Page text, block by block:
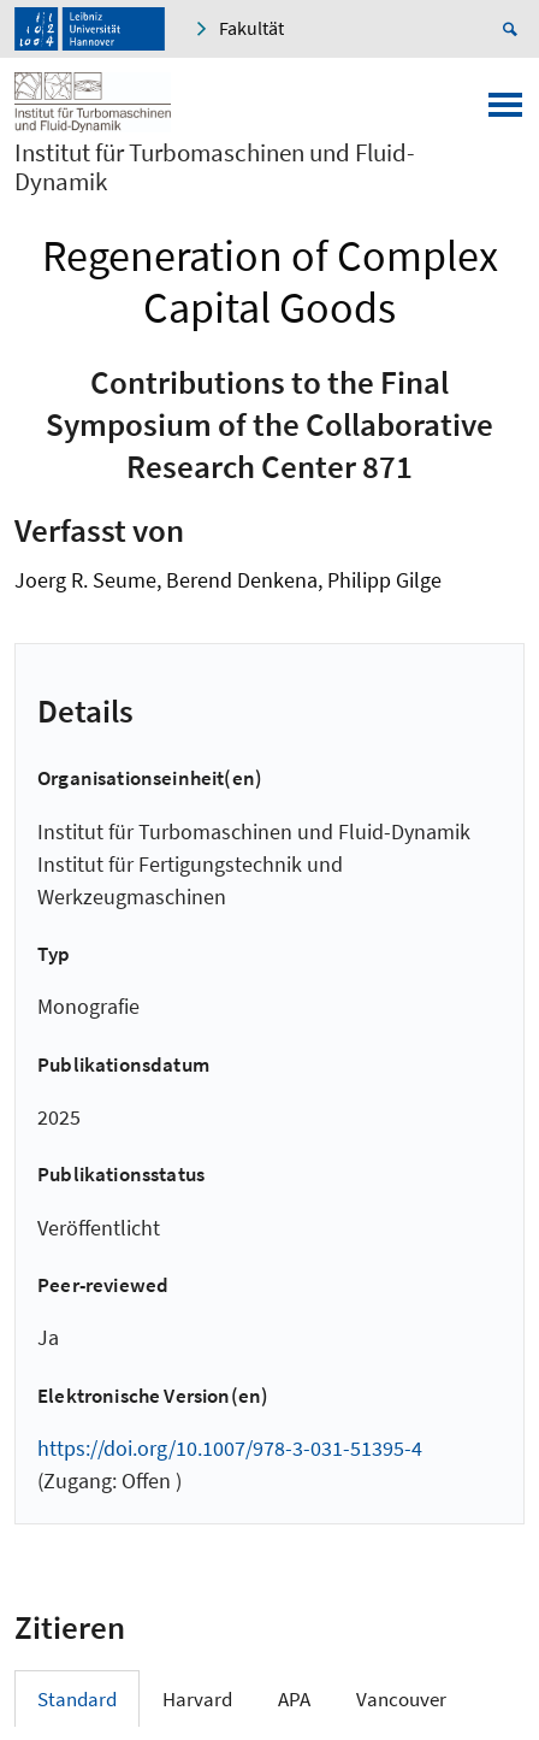
Fakultät
Institut für Turbomaschinen und Fluid-
Dynamik
Regeneration of Complex
Capital Goods
Contributions to the Final
Symposium of the Collaborative
Research Center 871
Verfasst von
Joerg R. Seume, Berend Denkena, Philipp Gilge
Details
Organisationseinheit(en)
Institut für Turbomaschinen und Fluid-Dynamik
Institut für Fertigungstechnik und
Werkzeugmaschinen
Typ
Monografie
Publikationsdatum
2025
Publikationsstatus
Veröffentlicht
Peer-reviewed
Ja
Elektronische Version(en)
https://doi.org/10.1007/978-3-031-51395-4
(Zugang: Offen )
Zitieren
Standard Harvard APA Vancouver